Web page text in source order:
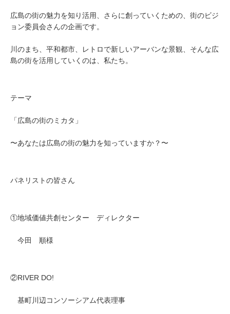
広島の街の魅力を知り活用、さらに創っていくための、街のビジ
ョン委員会さんの企画です。
川のまち、平和都市、レトロで新しいアーバンな景観、そんな広
島の街を活用していくのは、私たち。
テーマ
「広島の街のミカタ」
〜あなたは広島の街の魅力を知っていますか？〜
パネリストの皆さん
①地域価値共創センター　ディレクター
今田　順様
②RIVER DO!
基町川辺コンソーシアム代表理事